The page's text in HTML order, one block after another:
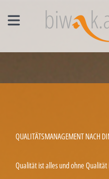
QUALITÄTSMANAGEMENT NACH
Qualität ist alles und ohne Qualität